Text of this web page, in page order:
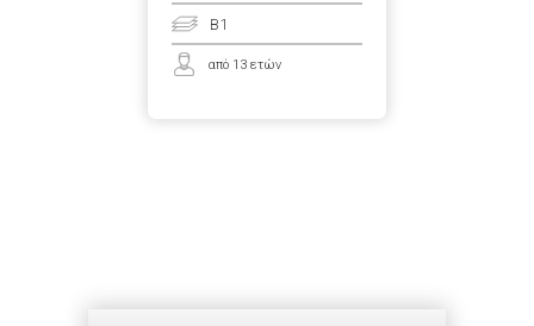
B1
από 13 ετών